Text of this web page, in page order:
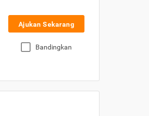
Ajukan Sekarang
Bandingkan